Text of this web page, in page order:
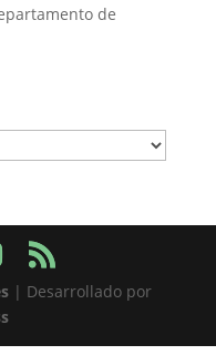
de
| Desarrollado por